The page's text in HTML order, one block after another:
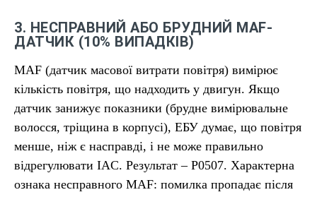
3. НЕСПРАВНИЙ АБО БРУДНИЙ MAF-
ДАТЧИК (10% ВИПАДКІВ)
MAF (датчик масової витрати повітря) вимірює
кількість повітря, що надходить у двигун. Якщо
датчик занижує показники (брудне вимірювальне
волосся, тріщина в корпусі), ЕБУ думає, що повітря
менше, ніж є насправді, і не може правильно
відрегулювати IAC. Результат – P0507. Характерна
ознака несправного MAF: помилка пропадає після